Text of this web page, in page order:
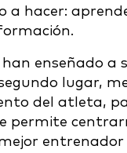
a hacer:
enseñado
lugar,
del atleta,